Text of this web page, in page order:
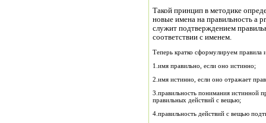
Такой принцип в методике
новые имена на правильность a
служит подтверждением
соответствии с именем.
Теперь кратко сформулируем правила
1.имя правильно, если оно истинно;
2.имя истинно, если оно отражает
3.правильность понимания истинной
правильных действий с вещью;
4.правильность действий с вещью